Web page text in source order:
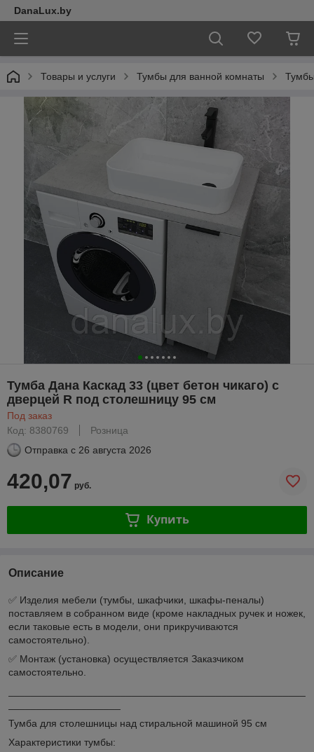
DanaLux.by
Товары и услуги Тумбы для ванной комнаты
Тумба Дана Каскад 33 (цвет бетон чикаго) с
дверцей R под столешницу 95 см
Под заказ
Код: 8380769
Розница
Отправка с 26 августа 2026
420,07 руб.
Купить
Описание
✅ Изделия мебели (тумбы, шкафчики, шкафы-пеналы)
поставляем в собранном виде (кроме накладных ручек и ножек,
если таковые есть в модели, они прикручиваются
самостоятельно).
✅ Монтаж (установка) осуществляется Заказчиком
самостоятельно.
Тумба для столешницы над стиральной машиной 95 см
Характеристики тумбы: